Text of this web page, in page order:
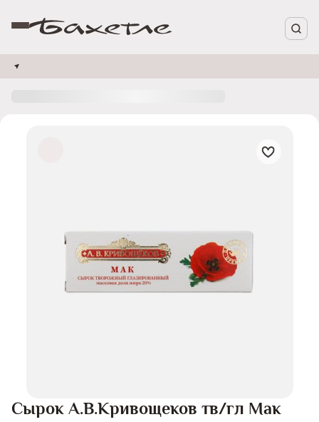
Сырок А.В.Кривощеков тв/гл Мак